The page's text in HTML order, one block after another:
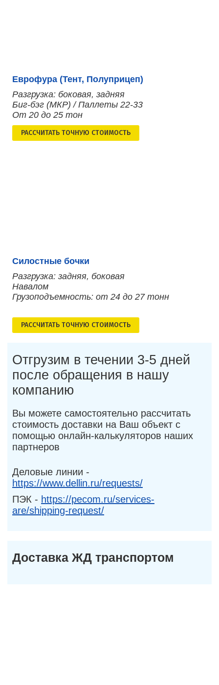
Еврофура (Тент, Полуприцеп)
Разгрузка: боковая, задняя
Биг-бэг (МКР) / Паллеты 22-33
От 20 до 25 тон
РАСCЧИТАТЬ ТОЧНУЮ СТОИМОСТЬ
Силостные бочки
Разгрузка: задняя, боковая
Навалом
Грузоподъемность: от 24 до 27 тонн
РАСCЧИТАТЬ ТОЧНУЮ СТОИМОСТЬ
Отгрузим в течении 3-5 дней
после обращения в нашу
компанию
Вы можете самостоятельно рассчитать
стоимость доставки на Ваш объект с
помощью онлайн-калькуляторов наших
партнеров
Деловые линии -
https://www.dellin.ru/requests/
ПЭК - https://pecom.ru/services-
are/shipping-request/
Доставка ЖД транспортом